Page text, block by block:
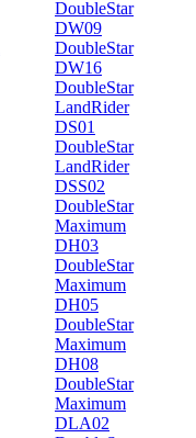
DoubleStar
DW09
DoubleStar
DW16
DoubleStar
LandRider
DS01
DoubleStar
LandRider
DSS02
DoubleStar
Maximum
DH03
DoubleStar
Maximum
DH05
DoubleStar
Maximum
DH08
DoubleStar
Maximum
DLA02